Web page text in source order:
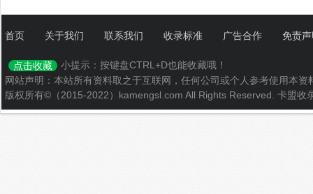
首页 关于我们 联系我们 收录标准 广告合作 免责
点击收藏
小提示：按键盘CTRL+D也能收藏哦！
网站声明：本站所有资料取之于互联网，任何公司或个人参考使用本
版权所有©（2015-2022）kamengsl.com All Rights Reserved. 卡盟收